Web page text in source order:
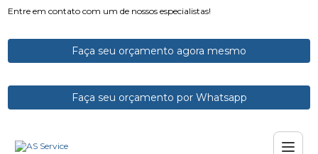
Entre em contato com um de nossos especialistas!
Faça seu orçamento agora mesmo
Faça seu orçamento por Whatsapp